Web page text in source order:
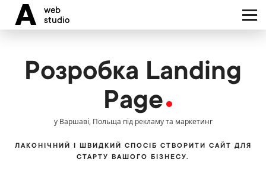
A
web
studio
команда
проєкту
Ми обслуговуємо клієнтів
Розробка Landing
Page
у Варшаві, Польща під рекламу та маркетинг
ЛАКОНІЧНИЙ І ШВИДКИЙ СПОСІБ СТВОРИТИ САЙТ ДЛЯ
СТАРТУ ВАШОГО БІЗНЕСУ.